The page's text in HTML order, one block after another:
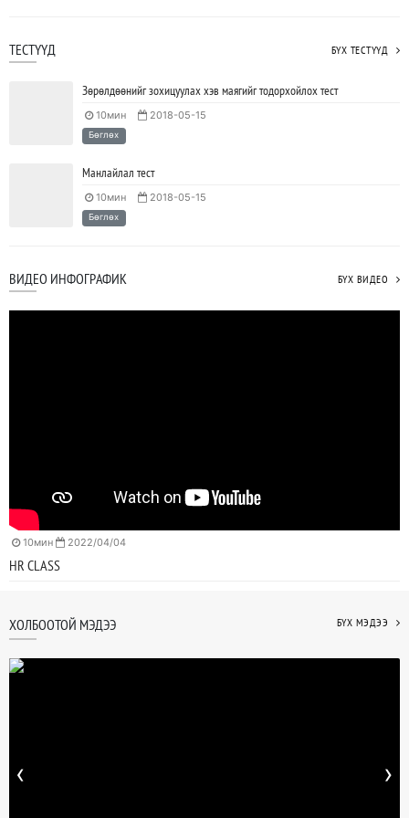
ТЕСТҮҮД БҮХ ТЕСТҮҮД
Зөрөлдөөнийг зохицуулах хэв маягийг тодорхойлох тест
10мин 2018-05-15
Бөглөх
Манлайлал тест
10мин 2018-05-15
Бөглөх
ВИДЕО ИНФОГРАФИК БҮХ ВИДЕО
10мин 2022/04/04
HR CLASS
ХОЛБООТОЙ МЭДЭЭ БҮХ МЭДЭЭ
‹ ›